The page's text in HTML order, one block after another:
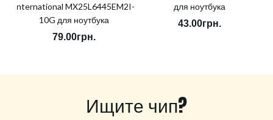
International MX25L6445EM2I-
10G для ноутбука
79.00грн.
для ноутбука
43.00грн.
Ищите чип?